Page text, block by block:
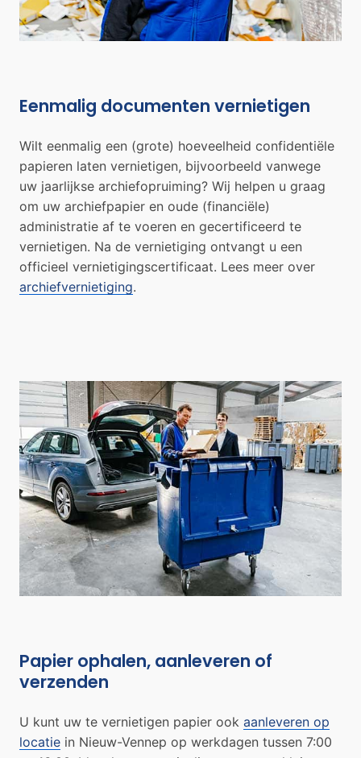
Eenmalig documenten vernietigen
Wilt eenmalig een (grote) hoeveelheid confidentiële
papieren laten vernietigen, bijvoorbeeld vanwege
uw jaarlijkse archiefopruiming? Wij helpen u graag
om uw archiefpapier en oude (financiële)
administratie af te voeren en gecertificeerd te
vernietigen. Na de vernietiging ontvangt u een
officieel vernietigingscertificaat. Lees meer over
archiefvernietiging.
Papier ophalen, aanleveren of
verzenden
U kunt uw te vernietigen papier ook aanleveren op
locatie in Nieuw-Vennep op werkdagen tussen 7:00